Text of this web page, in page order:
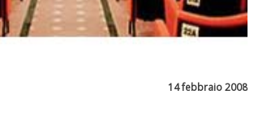
14 febbraio 2008